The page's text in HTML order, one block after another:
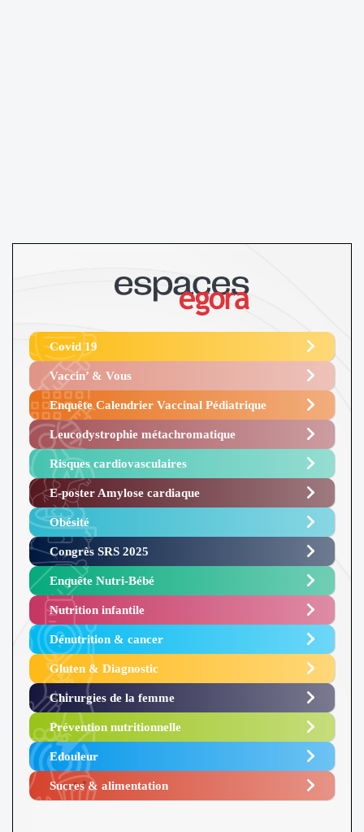
Covid 19
Vaccin’ & Vous
Enquête Calendrier Vaccinal Pédiatrique
Leucodystrophie métachromatique
Risques cardiovasculaires
E-poster Amylose cardiaque ​
Obésité ​
Congrès SRS 2025 ​
Enquête Nutri-Bébé ​
Nutrition infantile
Dénutrition & cancer
Gluten & Diagnostic
Chirurgies de la femme
Prévention nutritionnelle
Edouleur​
Sucres & alimentation​